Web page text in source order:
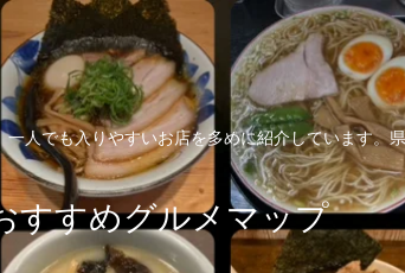
人でも入りやすいお店を多めに紹介しています。
すすめグルメマップ